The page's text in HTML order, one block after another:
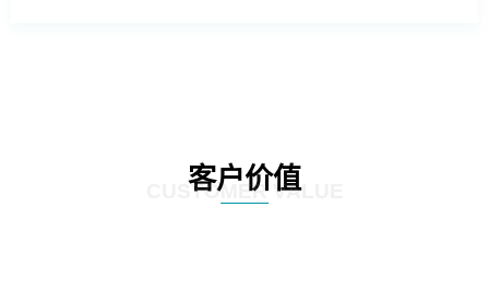
客户价值
CUSTOMER VALUE